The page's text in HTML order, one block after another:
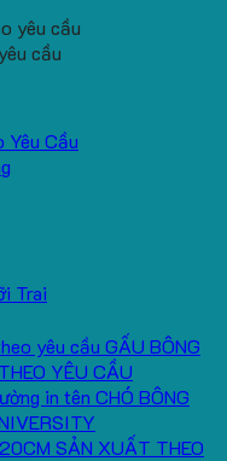
Yêu Cầu
Trai
cầu
GẤU BÔNG
YÊU CẦU
CHÓ BÔNG
SẢN XUẤT THEO